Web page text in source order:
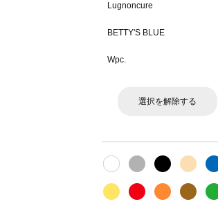
Lugnoncure
BETTY'S BLUE
Wpc.
選択を解除する